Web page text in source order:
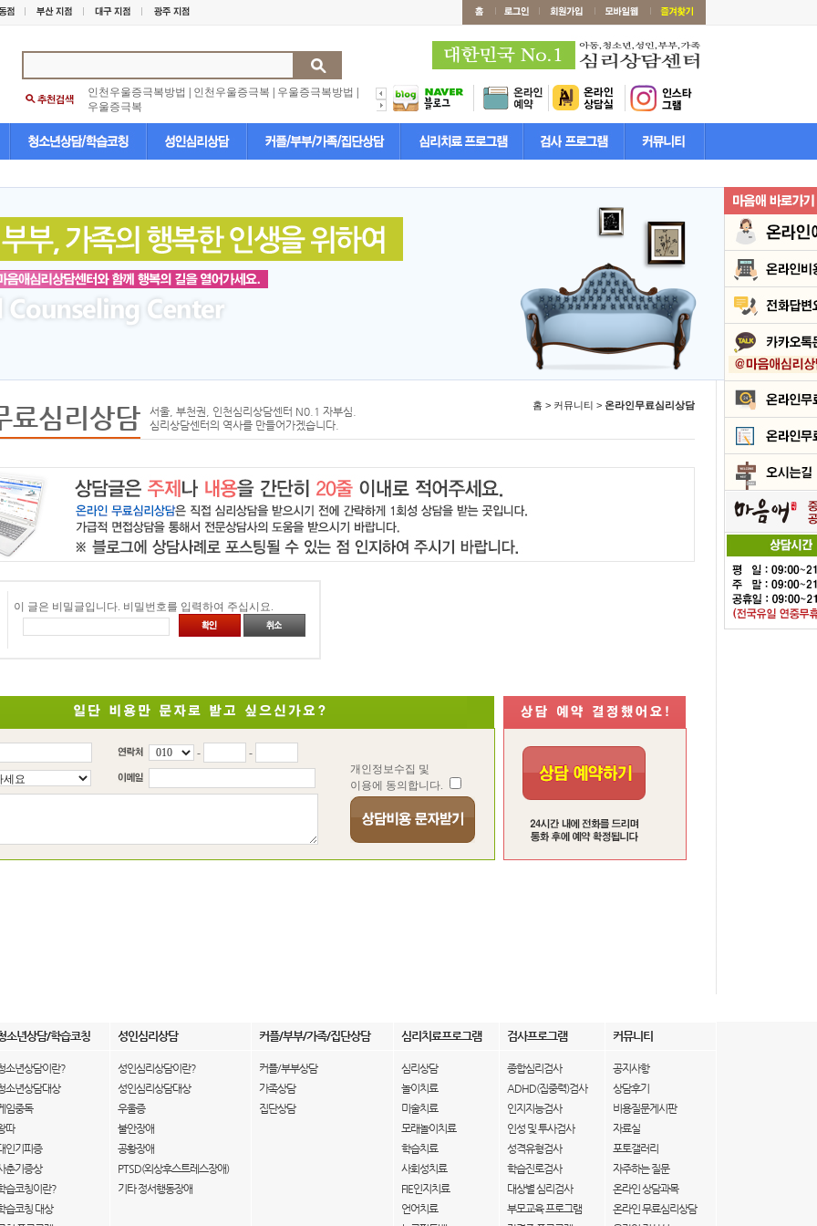
인천우울증극복방법 인천우울증극복 우울증극복방법
우울증극복
료심리상담
서울, 부천권, 인천심리상담센터 N0.1 자부심.
심리상담센터의 역사를 만들어가겠습니다.
홈 > 커뮤니티 > 온라인무료심리상담
이 글은 비밀글입니다. 비밀번호를 입력하여 주십시요.
-
-
개인정보수집 및
이용에 동의합니다.
소년상담/학습코칭 성인심리상담 커플/부부/가족/집단상담 심리치료프로그램 검사프로그램 커뮤니티
소년상담이란?
소년상담대상
임중독
따
인기피증
춘기증상
습코칭이란?
습코칭 대상
성인심리상담이란?
성인심리상담대상
우울증
불안장애
공황장애
PTSD(외상후스트레스장애)
기타 정서행동장애
커플/부부상담
가족상담
집단상담
심리상담
놀이치료
미술치료
모래놀이치료
학습치료
사회성치료
FIE인지치료
언어치료
종합심리검사
ADHD(집중력)검사
인지지능검사
인성 및 투사검사
성격유형검사
학습진로검사
대상별 심리검사
부모교육 프로그램
공지사항
상담후기
비용질문게시판
자료실
포토갤러리
자주하는 질문
온라인 상담과목
온라인 무료심리상담